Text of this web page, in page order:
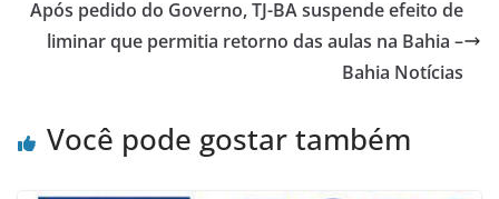
Após pedido do Governo, TJ-BA suspende efeito de
liminar que permitia retorno das aulas na Bahia –
Bahia Notícias
Você pode gostar também